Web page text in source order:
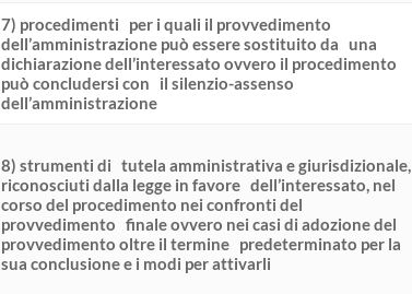
7) procedimenti per i quali il provvedimento
dell’amministrazione può essere sostituito da una
dichiarazione dell’interessato ovvero il procedimento
può concludersi con il silenzio-assenso
dell’amministrazione
8) strumenti di tutela amministrativa e giurisdizionale,
riconosciuti dalla legge in favore dell’interessato, nel
corso del procedimento nei confronti del
provvedimento finale ovvero nei casi di adozione del
provvedimento oltre il termine predeterminato per la
sua conclusione e i modi per attivarli